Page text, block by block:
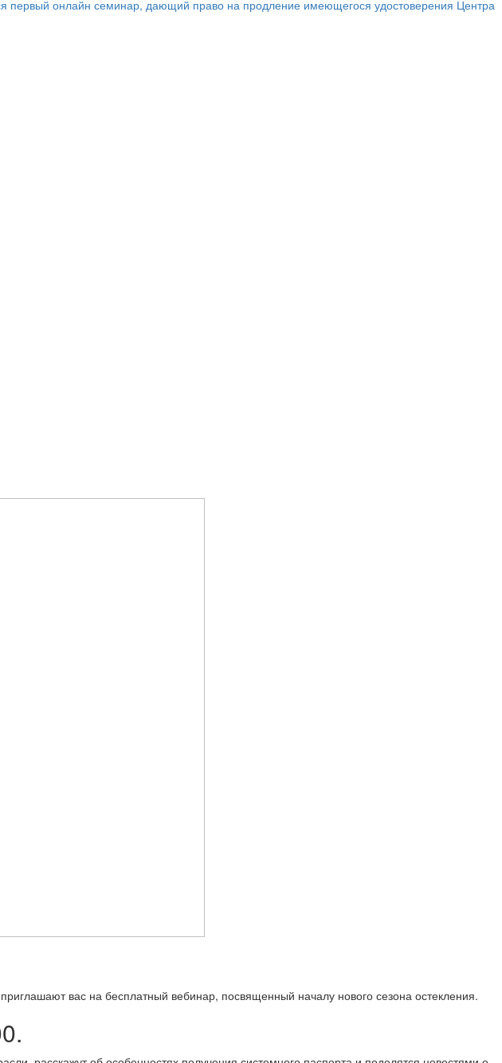
первый онлайн семинар, дающий право на продление имеющегося удостоверения Центра
вас на бесплатный вебинар, посвященный началу нового сезона остекления.